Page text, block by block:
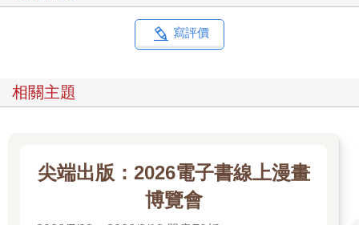
寫評價
相關主題
尖端出版：2026電子書線上漫畫
博覽會